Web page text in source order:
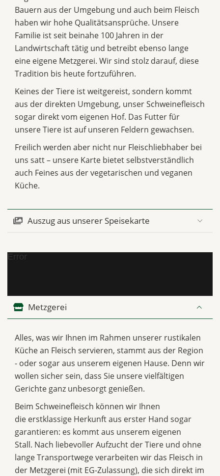
Bauern aus der Umgebung und auch beim Fleisch
haben wir hohe Qualitätsansprüche. Unsere
Familie ist seit beinahe 100 Jahren in der
Landwirtschaft tätig und betreibt ebenso lange
eine eigene Metzgerei. Wir sind stolz darauf, diese
Tradition bis heute fortzuführen.
Keines der Tiere ist weitgereist, sondern kommt
aus der direkten Umgebung, unser Schweinefleisch
sogar direkt vom eigenen Hof. Das Futter für
unsere Tiere ist auf unseren Feldern gewachsen.
Freilich werden aber nicht nur Fleischliebhaber bei
uns satt – unsere Karte bietet selbstverständlich
auch Feines aus der vegetarischen und veganen
Küche.
Auszug aus unserer Speisekarte
Error
Metzgerei
Alles, was wir Ihnen im Rahmen unserer rustikalen
Küche an Fleisch servieren, stammt aus der Region
- oder sogar aus unserem eigenen Hause. Denn wir
wollen sicher sein, dass Sie unsere vielfältigen
Gerichte ganz unbesorgt genießen.
Beim Schweinefleisch können wir Ihnen
die erstklassige Herkunft aus erster Hand sogar
garantieren: es kommt aus unserem eigenen
Stall. Nach liebevoller Aufzucht der Tiere und ohne
lange Transportwege verarbeiten wir das Fleisch in
der Metzgerei (mit EG-Zulassung), die sich direkt im